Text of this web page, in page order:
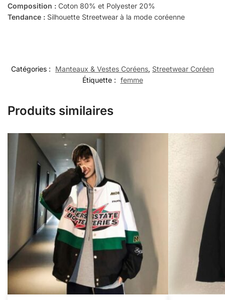
Composition : Coton 80% et Polyester 20%
Tendance : Silhouette Streetwear à la mode coréenne
Catégories : Manteaux & Vestes Coréens, Streetwear Coréen
Étiquette : femme
Produits similaires